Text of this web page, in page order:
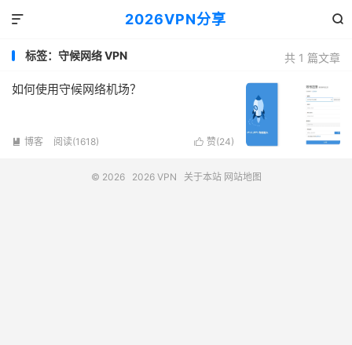
2026VPN分享 

共 1 篇文章
标签：守候网络 VPN
如何使用守候网络机场？
 赞(24)
 博客 阅读(1618)
© 2026 2026 VPN 关于本站 网站地图